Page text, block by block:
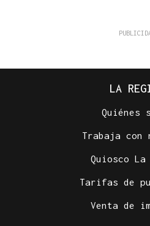
LA
Quiénes
Trabaja con
Quiosco La
Tarifas de
Venta de